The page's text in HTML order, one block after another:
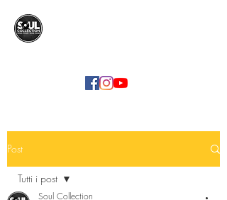
Post
Tutti i post
Soul Collection